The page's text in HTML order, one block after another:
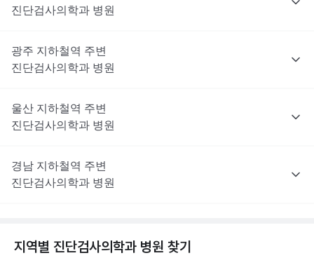
진단검사의학과 병원
광주 지하철역 주변
진단검사의학과 병원
울산 지하철역 주변
진단검사의학과 병원
경남 지하철역 주변
진단검사의학과 병원
지역별 진단검사의학과 병원 찾기